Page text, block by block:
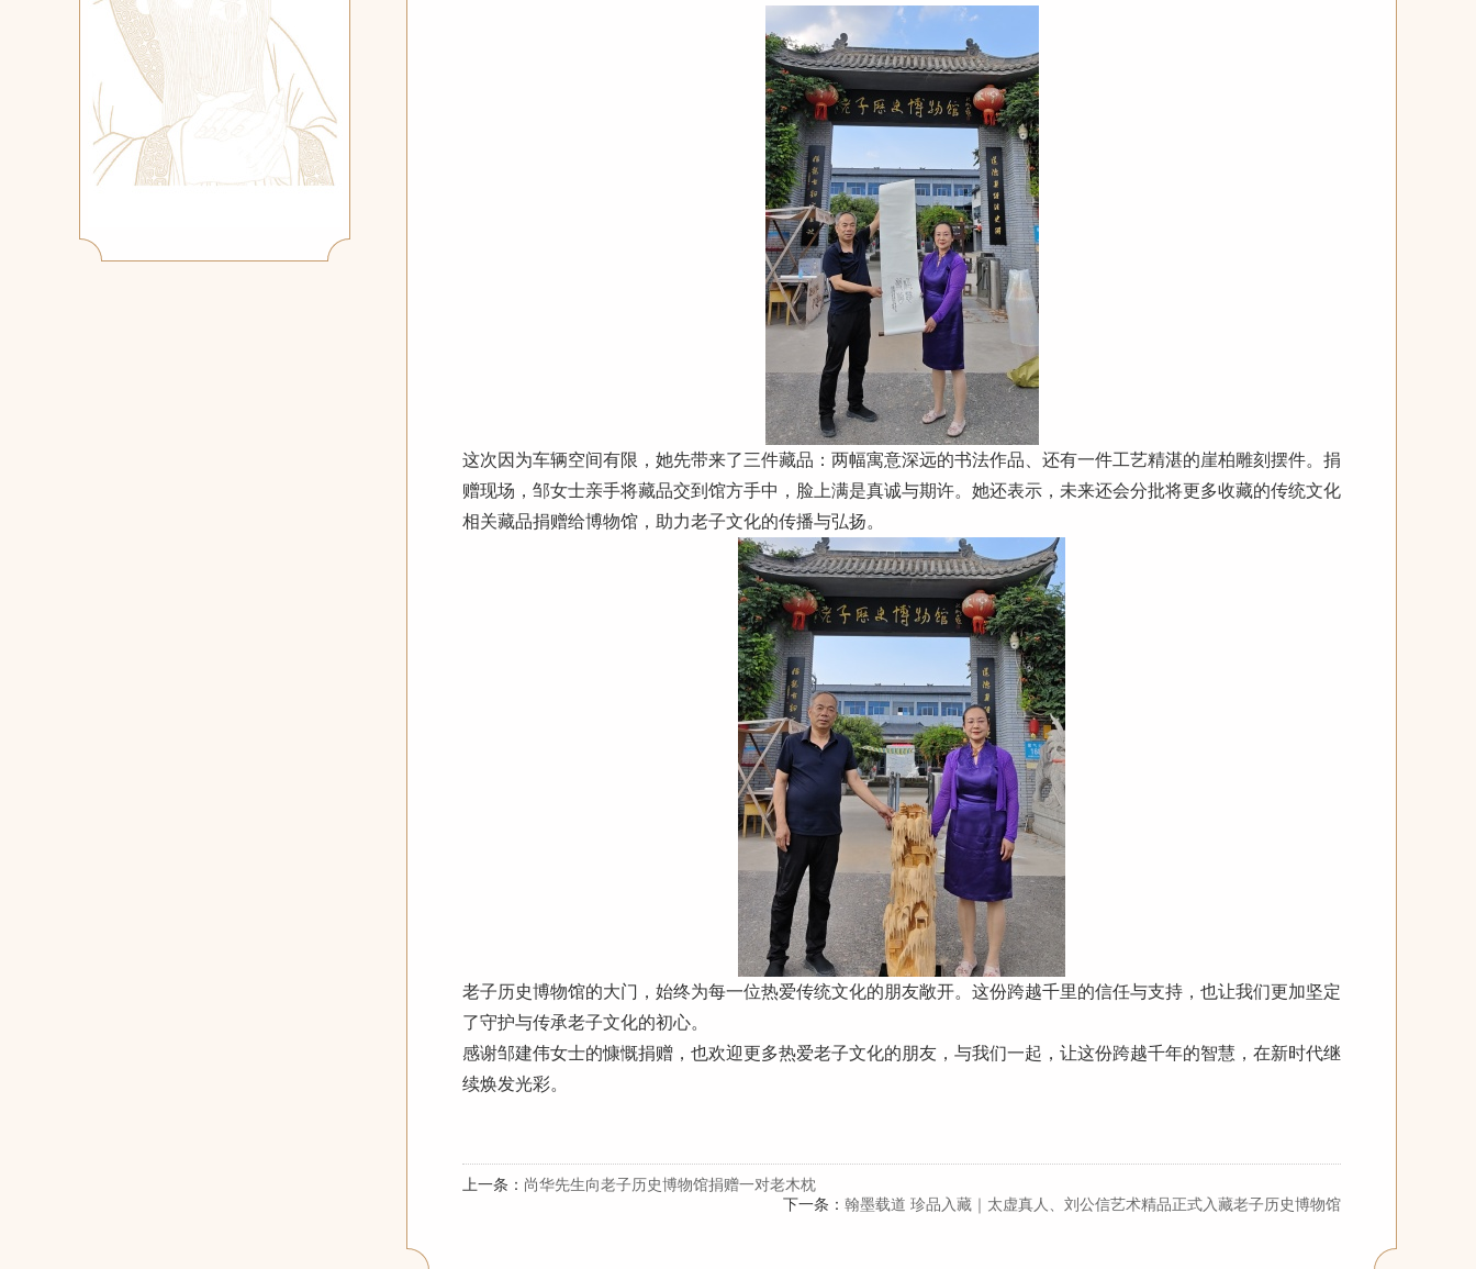
这次因为车辆空间有限，她先带来了三件藏品：两幅寓意深远的书法作品、还有一件工艺精湛的崖柏雕刻摆件。捐
赠现场，邹女士亲手将藏品交到馆方手中，脸上满是真诚与期许。她还表示，未来还会分批将更多收藏的传统文化
相关藏品捐赠给博物馆，助力老子文化的传播与弘扬。
老子历史博物馆的大门，始终为每一位热爱传统文化的朋友敞开。这份跨越千里的信任与支持，也让我们更加坚定
了守护与传承老子文化的初心。
感谢邹建伟女士的慷慨捐赠，也欢迎更多热爱老子文化的朋友，与我们一起，让这份跨越千年的智慧，在新时代继
续焕发光彩。
上一条： 尚华先生向老子历史博物馆捐赠一对老木枕
下一条： 翰墨载道 珍品入藏｜太虚真人、刘公信艺术精品正式入藏老子历史博物馆